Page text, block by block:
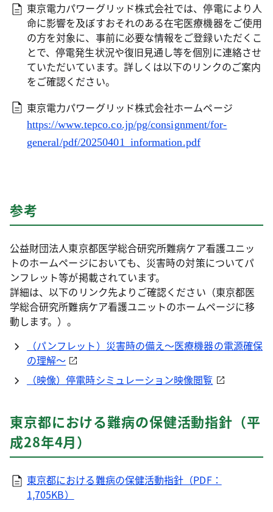
東京電力パワーグリッド株式会社では、停電により人
命に影響を及ぼすおそれのある在宅医療機器をご使用
の方を対象に、事前に必要な情報をご登録いただくこ
とで、停電発生状況や復旧見通し等を個別に連絡させ
ていただいています。詳しくは以下のリンクのご案内
をご確認ください。
東京電力パワーグリッド株式会社ホームページ
https://www.tepco.co.jp/pg/consignment/for-
general/pdf/20250401_information.pdf
参考
公益財団法人東京都医学総合研究所難病ケア看護ユニッ
トのホームページにおいても、災害時の対策についてパ
ンフレット等が掲載されています。
詳細は、以下のリンク先よりご確認ください（東京都医
学総合研究所難病ケア看護ユニットのホームページに移
動します。）。
（パンフレット）災害時の備え～医療機器の電源確保
の理解～
（映像）停電時シミュレーション映像閲覧
東京都における難病の保健活動指針（平
成28年4月）
東京都における難病の保健活動指針（PDF：
1,705KB）